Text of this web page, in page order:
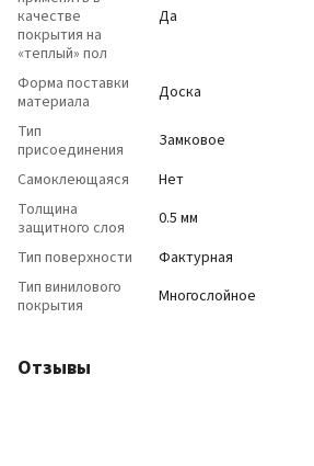
качестве
покрытия на
«теплый» пол
Да
Форма поставки
материала
Доска
Тип
присоединения
Замковое
Самоклеющаяся
Нет
Толщина
защитного слоя
0.5 мм
Тип поверхности
Фактурная
Тип винилового
покрытия
Многослойное
Отзывы